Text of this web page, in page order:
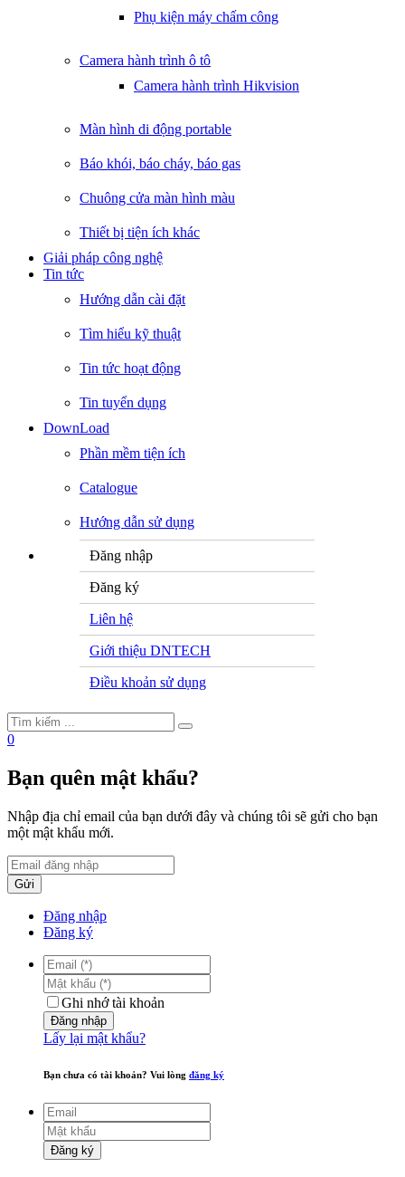
Phụ kiện máy chấm công
Camera hành trình ô tô
Camera hành trình Hikvision
Màn hình di động portable
Báo khói, báo cháy, báo gas
Chuông cửa màn hình màu
Thiết bị tiện ích khác
Giải pháp công nghệ
Tin tức
Hướng dẫn cài đặt
Tìm hiểu kỹ thuật
Tin tức hoạt động
Tin tuyển dụng
DownLoad
Phần mềm tiện ích
Catalogue
Hướng dẫn sử dụng
Đăng nhập
Đăng ký
Liên hệ
Giới thiệu DNTECH
Điều khoản sử dụng
0
Bạn quên mật khẩu?
Nhập địa chỉ email của bạn dưới đây và chúng tôi sẽ gửi cho bạn
một mật khẩu mới.
Gửi
Đăng nhập
Đăng ký
Ghi nhớ tài khoản
Đăng nhập
Lấy lại mật khẩu?
Bạn chưa có tài khoản? Vui lòng đăng ký
Đăng ký